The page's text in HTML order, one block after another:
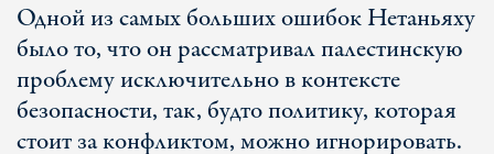
Одной из самых больших ошибок Нетаньяху
было то, что он рассматривал палестинскую
проблему исключительно в контексте
безопасности, так, будто политику, которая
стоит за конфликтом, можно игнорировать.